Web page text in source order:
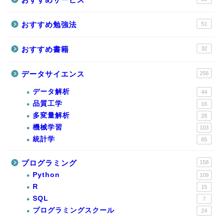
おすすめ勉強法 51
おすすめ書籍 32
データサイエンス 256
データ解析 44
品質工学 16
多変量解析 28
機械学習 103
統計学 65
プログラミング 158
Python 109
R 15
SQL 7
プログラミングスクール 24